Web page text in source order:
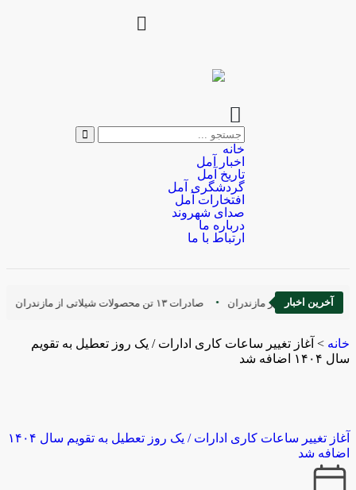
خانه
اخبار آمل
تاریخ آمل
گردشگری آمل
افتخارات آمل
صدای شهروند
درباره ما
ارتباط با ما
آخرین اخبار
سارقان سریالی در مازندران صادرات ۱۳ تن محصولات شیلاتی از مازندران
خانه > آغاز تغییر ساعات کاری ادارات / یک روز تعطیل به تقویم
سال ۱۴۰۴ اضافه شد
آغاز تغییر ساعات کاری ادارات / یک روز تعطیل به تقویم سال ۱۴۰۴
اضافه شد